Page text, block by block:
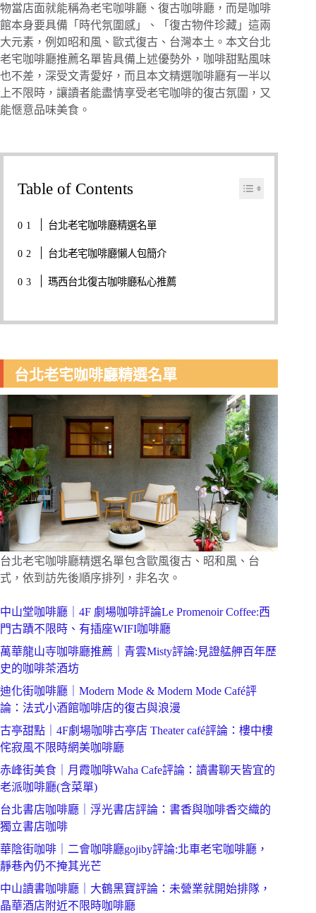
物當店面就能稱為老宅咖啡廳、復古咖啡廳，而是咖啡
館本身要具備「時代氛圍感」、「復古物件珍藏」這兩
大元素，例如昭和風、歐式復古、台灣本土。本文台北
老宅咖啡廳推薦名單皆具備上述優勢外，咖啡甜點風味
也不差，深受文青愛好，而且本文精選咖啡廳有一半以
上不限時，讓讀者能盡情享受老宅咖啡的復古氛圍，又
能愜意品味美食。
Table of Contents
台北老宅咖啡廳精選名單
台北老宅咖啡廳懶人包簡介
瑪西台北復古咖啡廳私心推薦
台北老宅咖啡廳精選名單
台北老宅咖啡廳精選名單包含歐風復古、昭和風、台
式，依到訪先後順序排列，非名次。
中山堂咖啡廳｜4F 劇場咖啡評論Le Promenoir Coffee:西
門古蹟不限時、有插座WIFI咖啡廳
萬華龍山寺咖啡廳推薦｜青雲Misty評論:見證艋舺百年歷
史的咖啡茶酒坊
迪化街咖啡廳｜Modern Mode & Modern Mode Café評
論：法式小酒館咖啡店的復古與浪漫
古亭甜點｜4F劇場咖啡古亭店 Theater café評論：樓中樓
侘寂風不限時網美咖啡廳
赤峰街美食｜月霞咖啡Waha Cafe評論：讀書聊天皆宜的
老派咖啡廳(含菜單)
台北書店咖啡廳｜浮光書店評論：書香與咖啡香交織的
獨立書店咖啡
華陰街咖啡｜二會咖啡廳gojiby評論:北車老宅咖啡廳，
靜巷內仍不掩其光芒
中山讀書咖啡廳｜大鶴黑寶評論：未營業就開始排隊，
晶華酒店附近不限時咖啡廳